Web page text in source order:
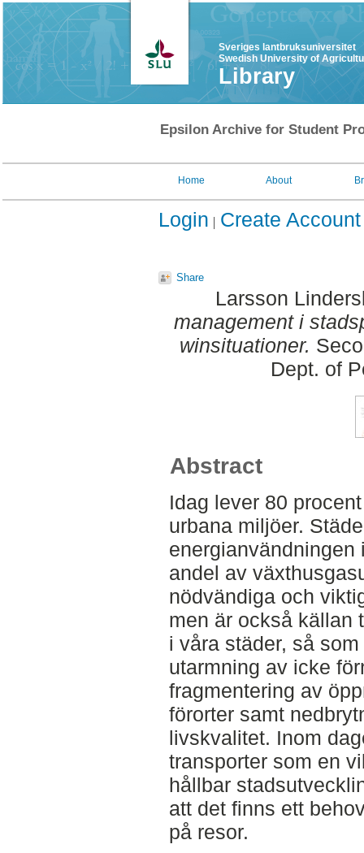
Sveriges lantbruksuniversitet
Swedish University of
Library
Epsilon Archive for Student
Home About
Login Create Account
Share
Larsson
management i
winsituationer.
Dept. of
Abstract
Idag lever 80
urbana miljöer.
andel av
nödvändiga och
men är också källan
i våra städer, så
utarmning av icke
fragmentering av
förorter samt
livskvalitet. Inom
transporter som en
hållbar
att det finns ett
på resor.